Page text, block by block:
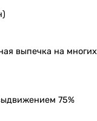
выпечка на многих
75%